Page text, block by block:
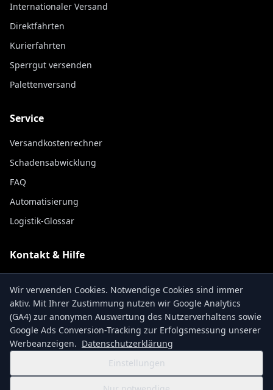
Internationaler Versand
Direktfahrten
Kurierfahrten
Sperrgut versenden
Palettenversand
Service
Versandkostenrechner
Schadensabwicklung
FAQ
Automatisierung
Logistik-Glossar
Kontakt & Hilfe
Sendungsverfolgung
Über uns
Wir verwenden Cookies. Notwendige Cookies sind immer
aktiv. Mit Ihrer Zustimmung nutzen wir Google Analytics
(GA4) zur anonymen Auswertung des Nutzerverhaltens sowie
Google Ads Conversion-Tracking zur Erfolgsmessung unserer
Werbeanzeigen. Datenschutzerklärung
Einstellungen